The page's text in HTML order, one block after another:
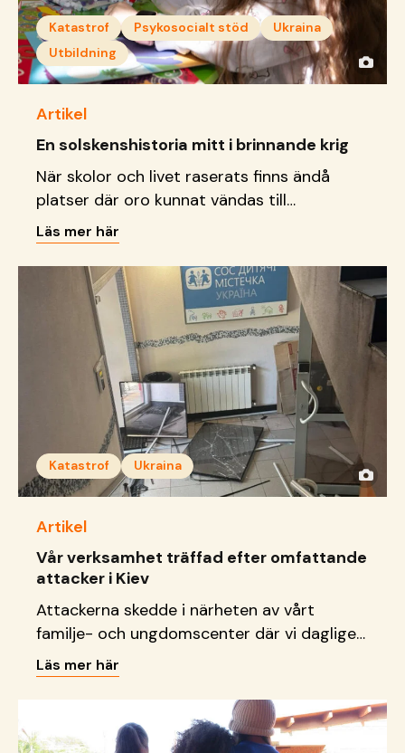
Katastrof Psykosocialt stöd
Ukraina
Utbildning
Artikel
En solskenshistoria mitt i brinnande krig
När skolor och livet raserats finns ändå
platser där oro kunnat vändas till
delaktighet, kreativitet och
framtidsdrömmar.
Läs mer här
Katastrof Ukraina
Artikel
Vår verksamhet träffad efter omfattande
attacker i Kiev
Attackerna skedde i närheten av vårt
familje- och ungdomscenter där vi dagligen
tar emot barn, unga och familjer.
Läs mer här